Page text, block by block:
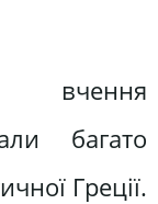
вчення
багато
Греції.